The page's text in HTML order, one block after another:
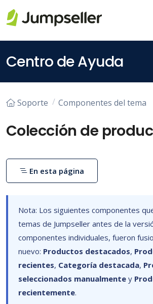
Centro de Ayuda
Soporte Componentes del tema
Colección de
Nota: Los siguientes componentes
temas de Jumpseller antes de la
componentes individuales, fueron
nuevo: Productos destacados,
recientes, Categoría destacada,
seleccionados manualmente y
recientemente.
En esta página